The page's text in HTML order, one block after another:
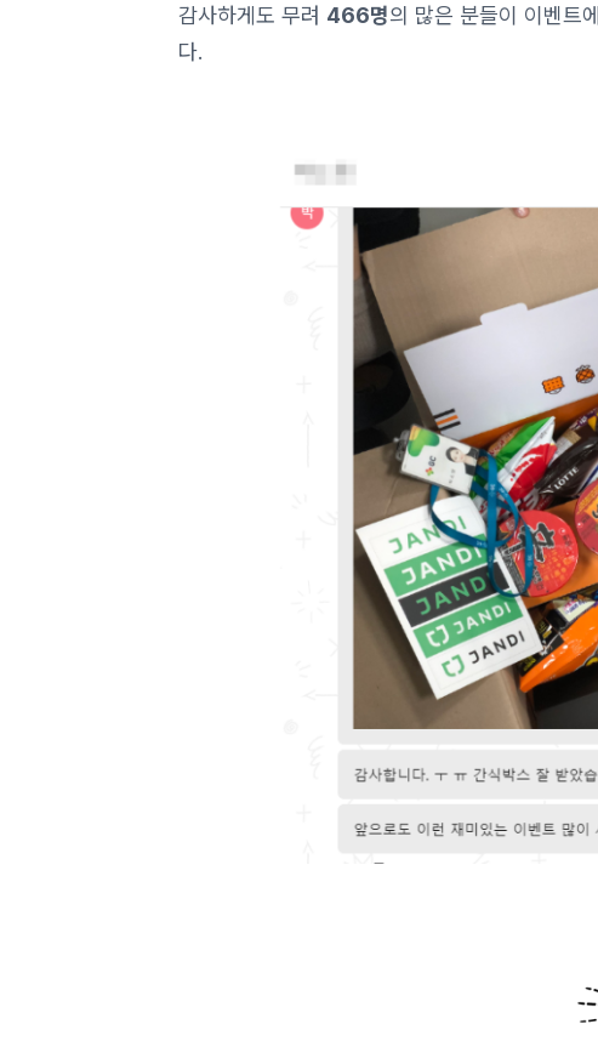
감사하게도 무려 466명의 많은 분들이 이벤트
다.